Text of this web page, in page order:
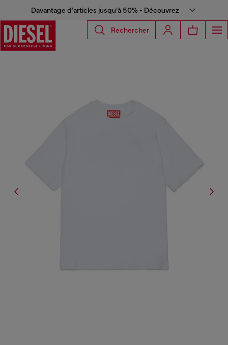
Davantage d’articles jusqu’à 50% - Découvrez
Rechercher